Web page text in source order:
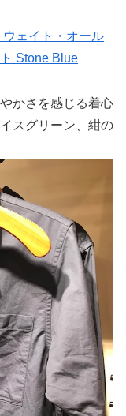
ェイト・オール
Stone Blue
かさを感じる着心
スグリーン、紺の